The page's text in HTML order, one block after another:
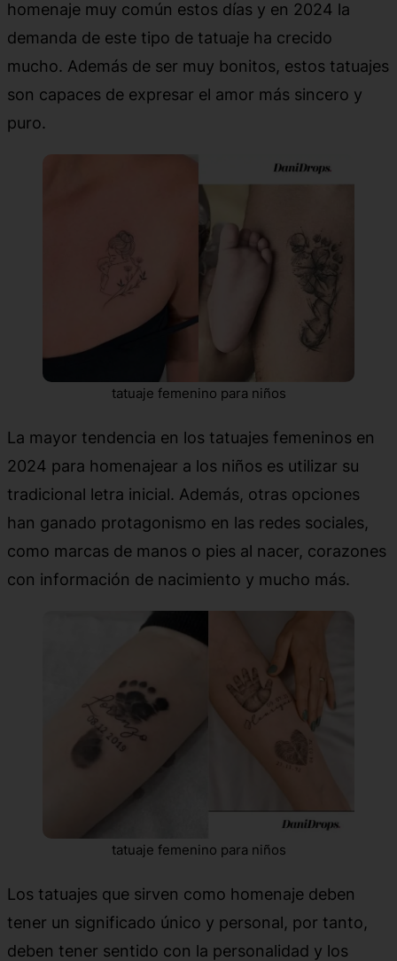
homenaje muy común estos días y en 2024 la
demanda de este tipo de tatuaje ha crecido
mucho. Además de ser muy bonitos, estos tatuajes
son capaces de expresar el amor más sincero y
puro.
tatuaje femenino para niños
La mayor tendencia en los tatuajes femeninos en
2024 para homenajear a los niños es utilizar su
tradicional letra inicial. Además, otras opciones
han ganado protagonismo en las redes sociales,
como marcas de manos o pies al nacer, corazones
con información de nacimiento y mucho más.
tatuaje femenino para niños
Los tatuajes que sirven como homenaje deben
tener un significado único y personal, por tanto,
deben tener sentido con la personalidad y los